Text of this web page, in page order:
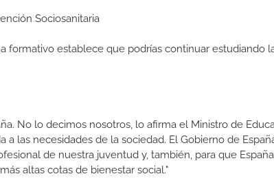
Sociosanitaria
formativo establece que podrías continuar estudiando
No lo decimos nosotros, lo afirma el Ministro de
a las necesidades de la sociedad. El Gobierno de
de nuestra juventud y, también, para que
altas cotas de bienestar social."